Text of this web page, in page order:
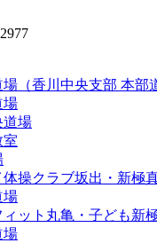
（香川中央支部 本部
場
道場
室
体操クラブ坂出・新極
場
ィット丸亀・子ども新
場